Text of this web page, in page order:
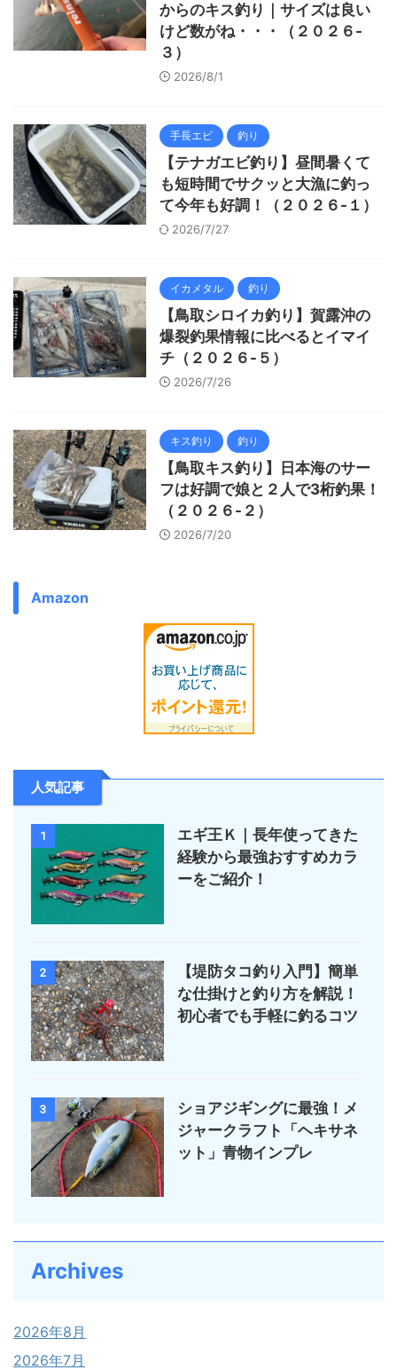
からのキス釣り｜サイズは良い
けど数がね・・・（２０２６-
３）
2026/8/1
手長エビ 釣り
【テナガエビ釣り】昼間暑くて
も短時間でサクッと大漁に釣っ
て今年も好調！（２０２６-１）
2026/7/27
イカメタル 釣り
【鳥取シロイカ釣り】賀露沖の
爆裂釣果情報に比べるとイマイ
チ（２０２６-５）
2026/7/26
キス釣り 釣り
【鳥取キス釣り】日本海のサー
フは好調で娘と２人で3桁釣果！
（２０２６-２）
2026/7/20
Amazon
人気記事
1
エギ王Ｋ｜長年使ってきた
経験から最強おすすめカラ
ーをご紹介！
2
【堤防タコ釣り入門】簡単
な仕掛けと釣り方を解説！
初心者でも手軽に釣るコツ
3
ショアジギングに最強！メ
ジャークラフト「ヘキサネ
ット」青物インプレ
Archives
2026年8月
2026年7月